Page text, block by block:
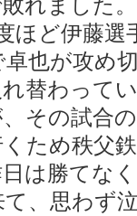
れました
ほど伊藤選
也が攻め
替わって
その試合
ため秩父
は勝てな
、思わず